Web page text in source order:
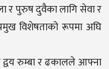
र पुरुष दुवैका लागि सेवा र
विशेषताको रूपमा अघि
द्वय रुम्बा र ढकालले आफ्ना